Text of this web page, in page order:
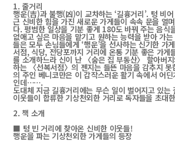
1. 줄거리
행운(吉)과 불행(凶)이 교차하는 ‘길흉거리’. 텅 비
근 신비한 힘을 가진 새로운 가게들이 속속 문을 열
다. 평범한 일상을 기분 좋게 180도 바꿔 주는 음식
없애고 싶은 마음을 맡기고 원하는 능력을 받아 가
들은 모두 손님들에게 ‘행운’을 선사하는 신기한 가
서점, 식당, 전당포까지 거리에 온통 기분 좋은 가게
를 소개하느라 신이 난 〈숨은 집 부동산〉 할아버
하는 〈선복서점〉의 젠지는 들뜬 마음을 감추지 못
의 주인 베니코만은 이 갑작스러운 활기 속에서 어
인데…….
도대체 지금 길흉거리에는 무슨 일이 벌어지고 있는
이웃들이 합류한 기상천외한 거리로 독자들을 초대
2. 책 소개
■ 텅 빈 거리에 찾아온 신비한 이웃들!
행운을 파는 기상천외한 가게들의 등장